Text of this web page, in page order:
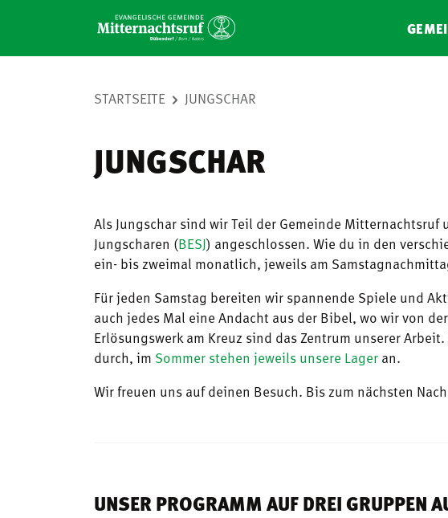
STARTSEITE JUNGSCHAR
JUNGSCHAR
Als Jungschar sind wir Teil der Gemeinde Mitternachtsruf
Jungscharen (BESJ) angeschlossen. Wie du in den
ein- bis zweimal monatlich, jeweils am
Für jeden Samstag bereiten wir spannende Spiele und
auch jedes Mal eine Andacht aus der Bibel, wo wir von
Erlösungswerk am Kreuz sind das Zentrum unserer
durch, im Sommer stehen jeweils unsere Lager an.
Wir freuen uns auf deinen Besuch. Bis zum nächsten
UNSER PROGRAMM AUF DREI GRUPPEN